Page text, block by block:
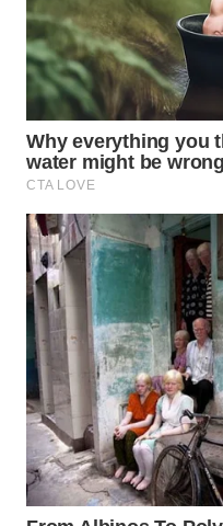
WN
DEPOK
TAPANULI
UTARA
WN
SAMOSIR
WN
PADANG
LAWAS
WN
SUMEDANG
WN
CIANJUR